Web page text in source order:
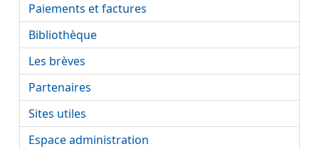
Paiements et factures
Bibliothèque
Les brèves
Partenaires
Sites utiles
Espace administration